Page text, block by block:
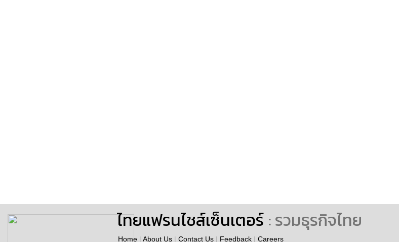
ไทยแฟรนไชส์เซ็นเตอร์ : รวมธุรกิจไทย
Home | About Us | Contact Us | Feedback | Careers